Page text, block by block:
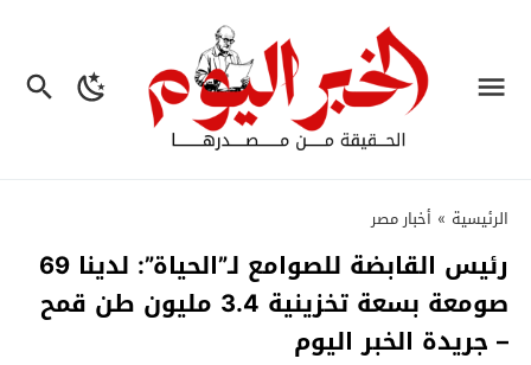
الرئيسية » أخبار مصر
رئيس القابضة للصوامع لـ”الحياة”: لدينا 69
صومعة بسعة تخزينية 3.4 مليون طن قمح
– جريدة الخبر اليوم